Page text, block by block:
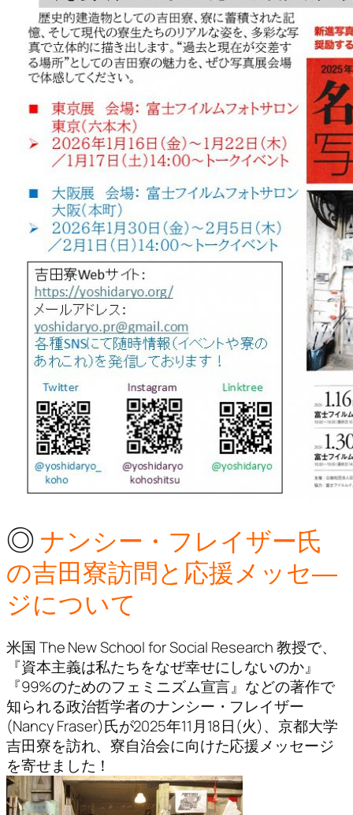
◎ ナンシー・フレイザー氏
の吉田寮訪問と応援メッセ―
ジについて
米国 The New School for Social Research 教授で、
『資本主義は私たちをなぜ幸せにしないのか』
『99%のためのフェミニズム宣言』などの著作で
知られる政治哲学者のナンシー・フレイザー
(Nancy Fraser)氏が2025年11月18日(火)、京都大学
吉田寮を訪れ、寮自治会に向けた応援メッセージ
を寄せました！